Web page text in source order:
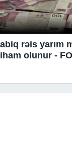
rəis yarım
olunur -